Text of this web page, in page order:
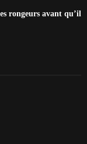
rongeurs avant qu’il